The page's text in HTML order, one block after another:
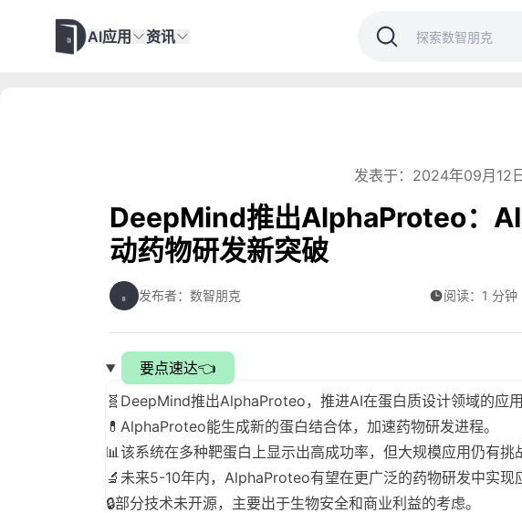
AI应用 资讯
发表于：2024年09月12日
DeepMind推出AlphaProteo：
动药物研发新突破
发布者：数智朋克 阅读：1 分钟
要点速达👈
🧬DeepMind推出AlphaProteo，推进AI在蛋白质设计领域的应用
💊AlphaProteo能生成新的蛋白结合体，加速药物研发进程。
📊该系统在多种靶蛋白上显示出高成功率，但大规模应用仍有挑
🔬未来5-10年内，AlphaProteo有望在更广泛的药物研发中实现
🔒部分技术未开源，主要出于生物安全和商业利益的考虑。